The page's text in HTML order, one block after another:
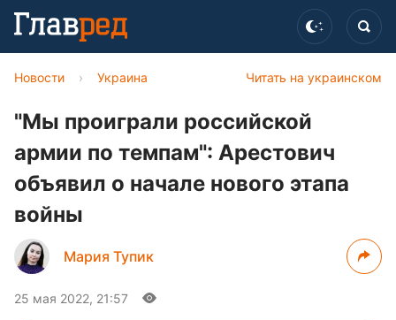
Читать на украинском
Новости › Украина
"Мы проиграли российской
армии по темпам": Арестович
объявил о начале нового этапа
войны
Мария Тупик
25 мая 2022, 21:57